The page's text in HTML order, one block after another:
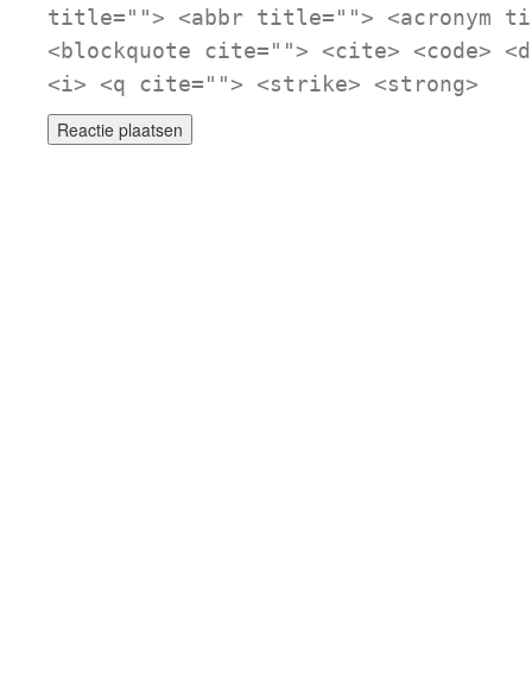
title=""> <abbr title=""> <acronym
<blockquote cite=""> <cite> <code>
<i> <q cite=""> <strike> <strong>